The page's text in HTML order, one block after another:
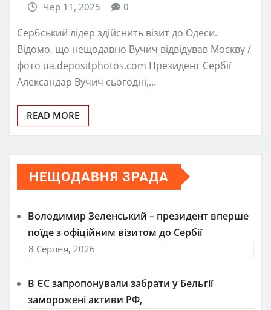
Чер 11, 2025 0
Сербський лідер здійснить візит до Одеси.
Відомо, що нещодавно Вучич відвідував Москву /
фото ua.depositphotos.com Президент Сербії
Александар Вучич сьогодні,…
READ MORE
НЕЩОДАВНЯ ЗРАДА
Володимир Зеленський – президент вперше
поїде з офіційним візитом до Сербії
8 Серпня, 2026
В ЄС запропонували забрати у Бельгії
заморожені активи РФ,